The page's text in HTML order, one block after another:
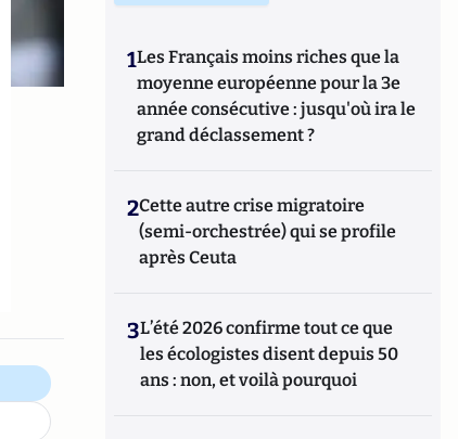
1Les Français moins riches que la
moyenne européenne pour la 3e
année consécutive : jusqu'où ira le
grand déclassement ?
2Cette autre crise migratoire
(semi-orchestrée) qui se profile
après Ceuta
3L’été 2026 confirme tout ce que
les écologistes disent depuis 50
ans : non, et voilà pourquoi